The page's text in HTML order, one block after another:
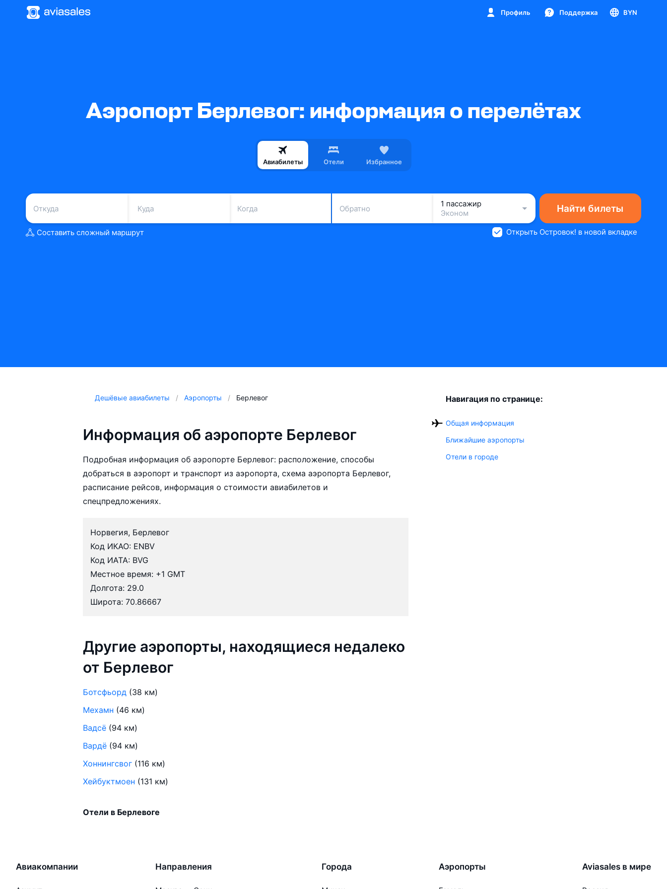
Профиль Поддержка BYN
Аэропорт Берлевог: информация о перелётах
Авиабилеты Отели Избранное
Когда Обратно
1 пассажир
Эконом
Найти билеты
Составить сложный маршрут Открыть Островок! в новой вкладке
Дешёвые авиабилеты Аэропорты Берлевог
Информация об аэропорте Берлевог
Подробная информация об аэропорте Берлевог: расположение, способы
добраться в аэропорт и транспорт из аэропорта, схема аэропорта Берлевог,
расписание рейсов, информация о стоимости авиабилетов и
спецпредложениях.
Норвегия, Берлевог
Код ИКАО: ENBV
Код ИАТА: BVG
Местное время: +1 GMT
Долгота: 29.0
Широта: 70.86667
Другие аэропорты, находящиеся недалеко
от Берлевог
Ботсфьорд (38 км)
Мехамн (46 км)
Вадсё (94 км)
Вардё (94 км)
Хоннингсвог (116 км)
Хейбуктмоен (131 км)
Отели в Берлевоге
Навигация по странице:
Общая информация
Ближайшие аэропорты
Отели в городе
Авиакомпании Направления Города Аэропорты Aviasales в мире